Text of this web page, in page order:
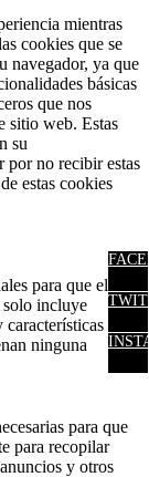
mientras
cookies que se
navegador, ya que
básicas
que nos
sitio web. Estas
su
por no recibir estas
estas cookies
para que el
solo incluye
de
ninguna
para que
para recopilar
y otros